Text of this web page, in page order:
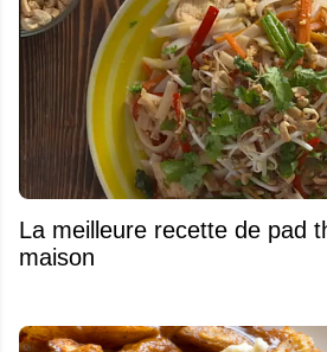
La meilleure recette de pad
maison